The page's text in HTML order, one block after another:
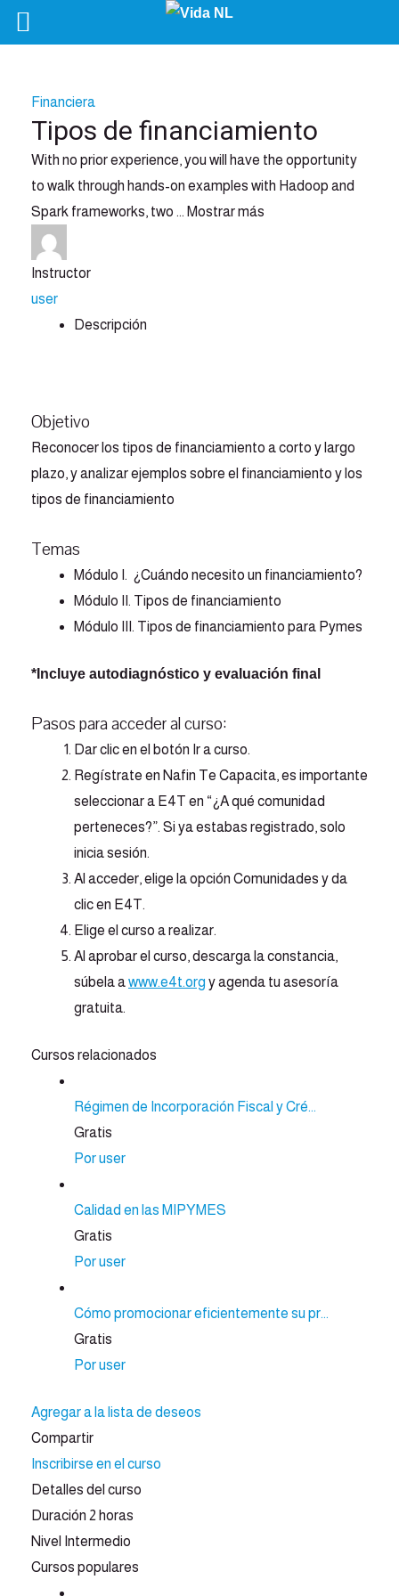
Financiera
Tipos de financiamiento
With no prior experience, you will have the opportunity
to walk through hands-on examples with Hadoop and
Spark frameworks, two ... Mostrar más
Instructor
user
Descripción
Objetivo
Reconocer los tipos de financiamiento a corto y largo
plazo, y analizar ejemplos sobre el financiamiento y los
tipos de financiamiento
Temas
Módulo I. ¿Cuándo necesito un financiamiento?
Módulo II. Tipos de financiamiento
Módulo III. Tipos de financiamiento para Pymes
*Incluye autodiagnóstico y evaluación final
Pasos para acceder al curso:
Dar clic en el botón Ir a curso.
Regístrate en Nafin Te Capacita, es importante
seleccionar a E4T en “¿A qué comunidad
perteneces?”. Si ya estabas registrado, solo
inicia sesión.
Al acceder, elige la opción Comunidades y da
clic en E4T.
Elige el curso a realizar.
Al aprobar el curso, descarga la constancia,
súbela awww.e4t.org y agenda tu asesoría
gratuita.
Cursos relacionados
Régimen de Incorporación Fiscal y Cré...
Gratis
Por user
Calidad en las MIPYMES
Gratis
Por user
Cómo promocionar eficientemente su pr...
Gratis
Por user
Agregar a la lista de deseos
Compartir
Inscribirse en el curso
Detalles del curso
Duración 2 horas
Nivel
Intermedio
Cursos populares